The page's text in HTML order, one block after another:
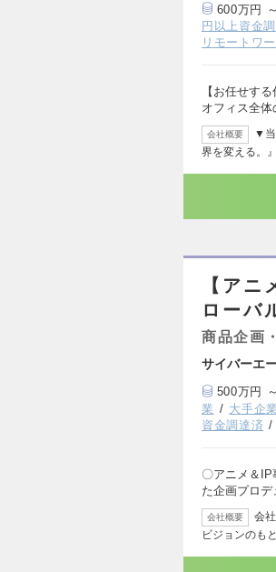
600万円
円以上資金
リモートワ
【お任せす
オフィス全
会社概要
▼当
界を変える。
【ア
ローバ
商品企画
サイバーエ
500万円
業
大手企業
資金調達済
〇アニメ＆
た企画プロ
会社概要
会
ビジョンのも